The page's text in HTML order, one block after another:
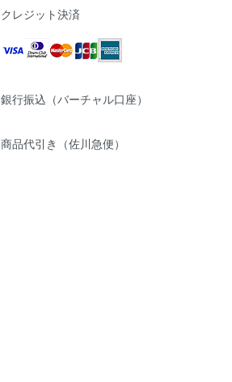
クレジット決済
銀行振込（バーチャル口座）
商品代引き（佐川急便）